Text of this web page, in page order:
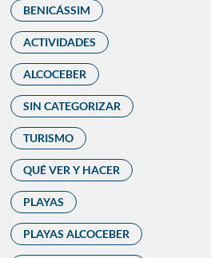
BENICÁSSIM
ACTIVIDADES
ALCOCEBER
SIN CATEGORIZAR
TURISMO
QUÉ VER Y HACER
PLAYAS
PLAYAS ALCOCEBER